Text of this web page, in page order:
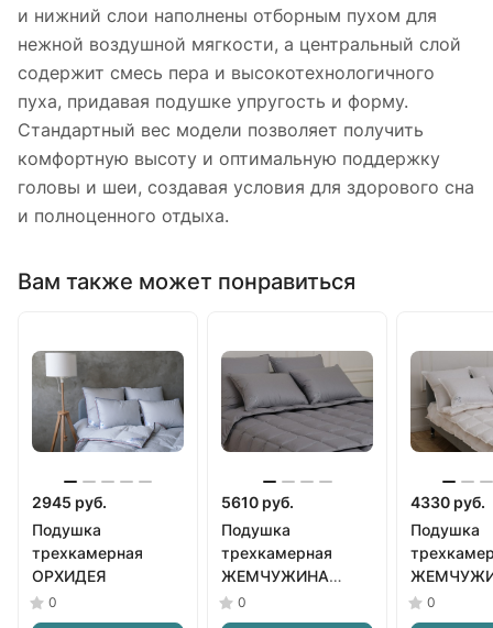
и нижний слои наполнены отборным пухом для
нежной воздушной мягкости, а центральный слой
содержит смесь пера и высокотехнологичного
пуха, придавая подушке упругость и форму.
Стандартный вес модели позволяет получить
комфортную высоту и оптимальную поддержку
головы и шеи, создавая условия для здорового сна
и полноценного отдыха.
Вам также может понравиться
2945 руб.
Подушка
трехкамерная
ОРХИДЕЯ
0
5610 руб.
Подушка
трехкамерная
ЖЕМЧУЖИНА
серая
0
4330 руб.
Подушка
белая
0